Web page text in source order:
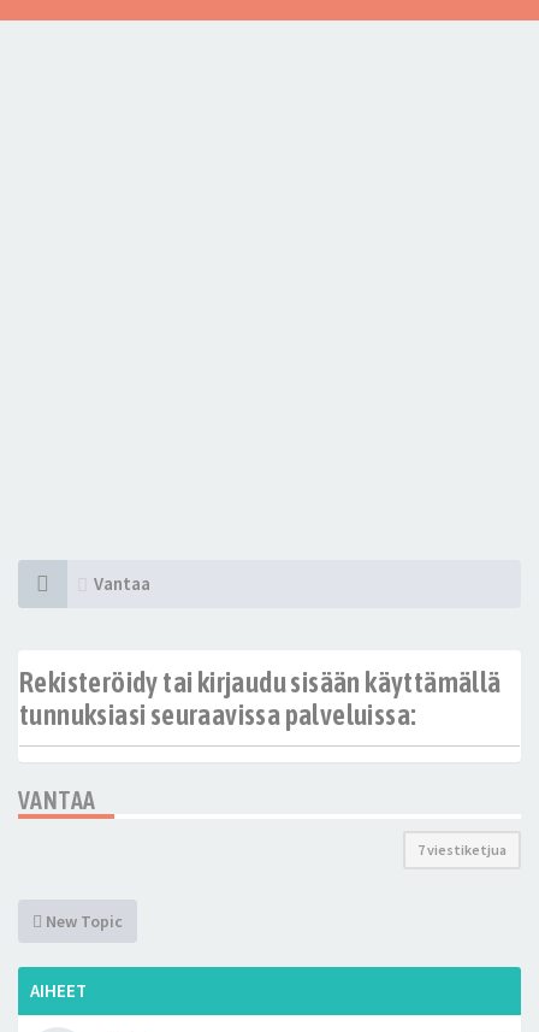
Vantaa
Rekisteröidy tai kirjaudu sisään käyttämällä
tunnuksiasi seuraavissa palveluissa:
VANTAA
7 viestiketjua
New Topic
AIHEET